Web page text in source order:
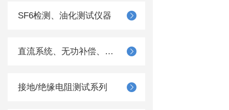
SF6检测、油化测试仪器
直流系统、无功补偿、电池电机检测仪器
接地/绝缘电阻测试系列